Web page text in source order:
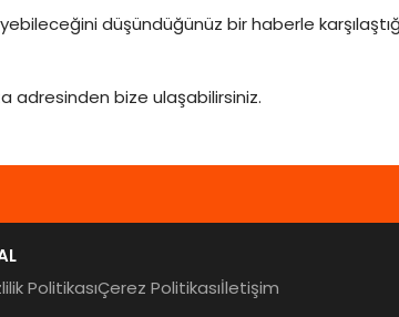
düşündüğünüz bir haberle
adresinden bize ulaşabilirsiniz.
PolitikasıÇerez Politikasıİletişim